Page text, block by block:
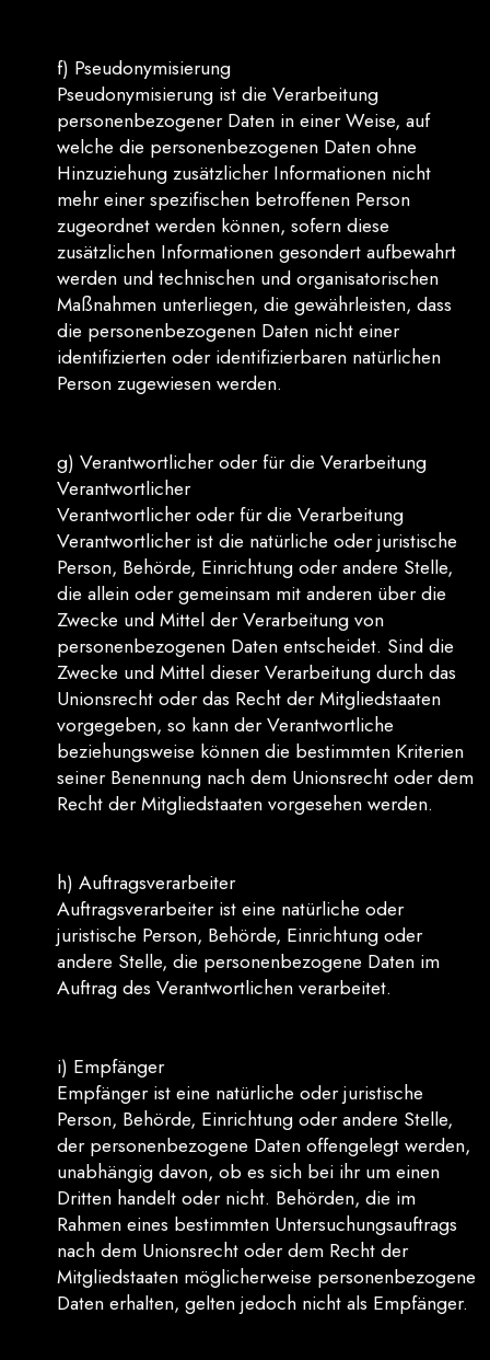
f) Pseudonymisierung
Pseudonymisierung ist die Verarbeitung
personenbezogener Daten in einer Weise, auf
welche die personenbezogenen Daten ohne
Hinzuziehung zusätzlicher Informationen nicht
mehr einer spezifischen betroffenen Person
zugeordnet werden können, sofern diese
zusätzlichen Informationen gesondert aufbewahrt
werden und technischen und organisatorischen
Maßnahmen unterliegen, die gewährleisten, dass
die personenbezogenen Daten nicht einer
identifizierten oder identifizierbaren natürlichen
Person zugewiesen werden.
g) Verantwortlicher oder für die Verarbeitung
Verantwortlicher
Verantwortlicher oder für die Verarbeitung
Verantwortlicher ist die natürliche oder juristische
Person, Behörde, Einrichtung oder andere Stelle,
die allein oder gemeinsam mit anderen über die
Zwecke und Mittel der Verarbeitung von
personenbezogenen Daten entscheidet. Sind die
Zwecke und Mittel dieser Verarbeitung durch das
Unionsrecht oder das Recht der Mitgliedstaaten
vorgegeben, so kann der Verantwortliche
beziehungsweise können die bestimmten Kriterien
seiner Benennung nach dem Unionsrecht oder dem
Recht der Mitgliedstaaten vorgesehen werden.
h) Auftragsverarbeiter
Auftragsverarbeiter ist eine natürliche oder
juristische Person, Behörde, Einrichtung oder
andere Stelle, die personenbezogene Daten im
Auftrag des Verantwortlichen verarbeitet.
i) Empfänger
Empfänger ist eine natürliche oder juristische
Person, Behörde, Einrichtung oder andere Stelle,
der personenbezogene Daten offengelegt werden,
unabhängig davon, ob es sich bei ihr um einen
Dritten handelt oder nicht. Behörden, die im
Rahmen eines bestimmten Untersuchungsauftrags
nach dem Unionsrecht oder dem Recht der
Mitgliedstaaten möglicherweise personenbezogene
Daten erhalten, gelten jedoch nicht als Empfänger.